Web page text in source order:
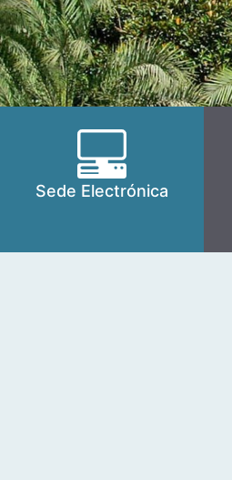
Sede Electrónica